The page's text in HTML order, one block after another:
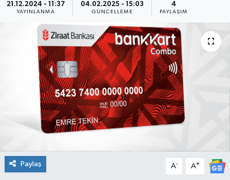
21.12.2024 - 11:37
YAYINLANMA
04.02.2025 - 15:03
GÜNCELLEME
4
PAYLAŞIM
Paylaş A- A+